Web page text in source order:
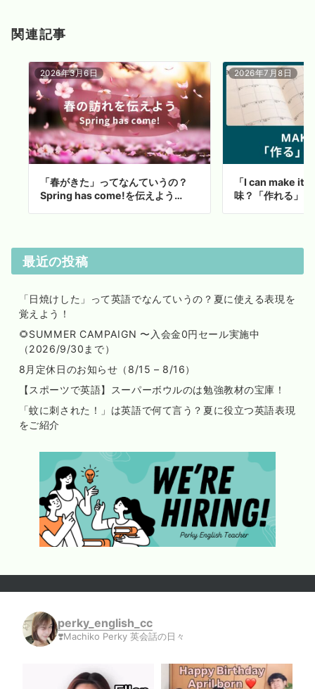
関連記事
2026年3月6日
「春がきた」ってなんていうの？
Spring has come!を伝えよう…
2026年7月8日
「I can make it.
味？「作れる」
最近の投稿
「日焼けした」って英語でなんていうの？夏に使える表現を
覚えよう！
🌻SUMMER CAMPAIGN 〜入会金0円セール実施中
（2026/9/30まで）
8月定休日のお知らせ（8/15 – 8/16）
【スポーツで英語】スーパーボウルのは勉強教材の宝庫！
「蚊に刺された！」は英語で何て言う？夏に役立つ英語表現
をご紹介
perky_english_cc
❣️Machiko Perky 英会話の日々